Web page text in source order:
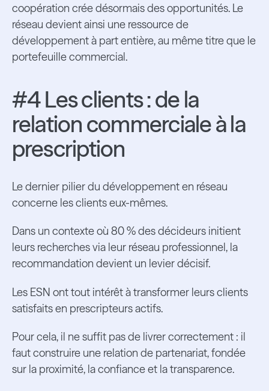
coopération crée désormais des opportunités. Le
réseau devient ainsi une ressource de
développement à part entière, au même titre que le
portefeuille commercial.
#4 Les clients : de la
relation commerciale à la
prescription
Le dernier pilier du développement en réseau
concerne les clients eux-mêmes.
Dans un contexte où 80 % des décideurs initient
leurs recherches via leur réseau professionnel, la
recommandation devient un levier décisif.
Les ESN ont tout intérêt à transformer leurs clients
satisfaits en prescripteurs actifs.
Pour cela, il ne suffit pas de livrer correctement : il
faut construire une relation de partenariat, fondée
sur la proximité, la confiance et la transparence.